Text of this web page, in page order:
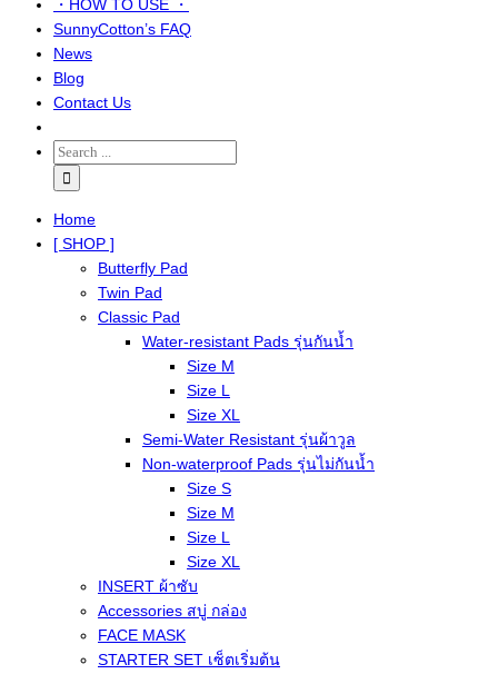
・HOW TO USE ・
SunnyCotton’s FAQ
News
Blog
Contact Us
Home
[ SHOP ]
Butterfly Pad
Twin Pad
Classic Pad
Water-resistant Pads รุ่นกันน้ำ
Size M
Size L
Size XL
Semi-Water Resistant รุ่นผ้าวูล
Non-waterproof Pads รุ่นไม่กันน้ำ
Size S
Size M
Size L
Size XL
INSERT ผ้าซับ
Accessories สบู่ กล่อง
FACE MASK
STARTER SET เซ็ตเริ่มต้น